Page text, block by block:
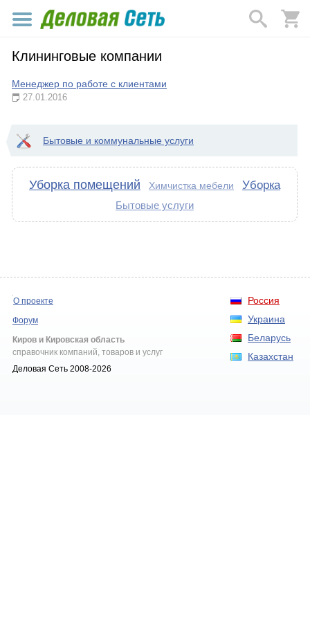
Клининговые компании
Менеджер по работе с клиентами
27.01.2016
Бытовые и коммунальные услуги
Уборка помещений Химчистка мебели Уборка
Бытовые услуги
Россия
Украина
Беларусь
Казахстан
О проекте
Форум
Киров и Кировская область
справочник компаний, товаров и услуг
Деловая Сеть 2008-2026